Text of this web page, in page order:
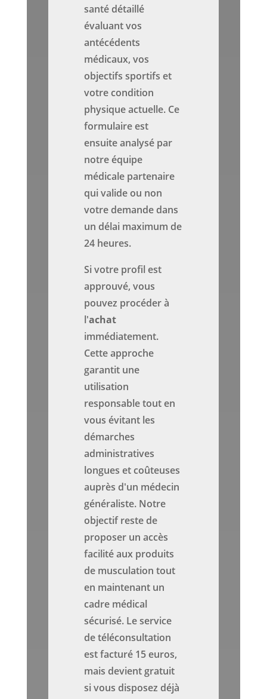
santé détaillé
évaluant vos
antécédents
médicaux, vos
objectifs sportifs et
votre condition
physique actuelle. Ce
formulaire est
ensuite analysé par
notre équipe
médicale partenaire
qui valide ou non
votre demande dans
un délai maximum de
24 heures.
Si votre profil est
approuvé, vous
pouvez procéder à
l'achat
immédiatement.
Cette approche
garantit une
utilisation
responsable tout en
vous évitant les
démarches
administratives
longues et coûteuses
auprès d'un médecin
généraliste. Notre
objectif reste de
proposer un accès
facilité aux produits
de musculation tout
en maintenant un
cadre médical
sécurisé. Le service
de téléconsultation
est facturé 15 euros,
mais devient gratuit
si vous disposez déjà